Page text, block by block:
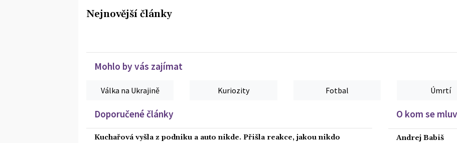
Nejnovější články
Mohlo by vás zajímat
Válka na Ukrajině Kuriozity Fotbal Úmrtí
Doporučené články
Kuchařová vyšla z podniku a auto nikde. Přišla reakce, jakou nikdo
O kom se
Andrej Babiš